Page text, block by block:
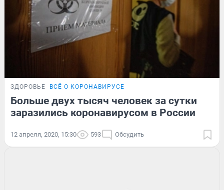
ЗДОРОВЬЕ ВСЁ О КОРОНАВИРУСЕ
Больше двух тысяч человек за сутки
заразились коронавирусом в России
12 апреля, 2020, 15:30 593 Обсудить